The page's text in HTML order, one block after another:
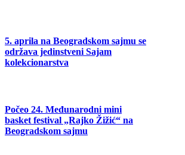
5. aprila na Beogradskom sajmu se
održava jedinstveni Sajam
kolekcionarstva
Počeo 24. Međunarodni mini
basket festival „Rajko Žižić“ na
Beogradskom sajmu